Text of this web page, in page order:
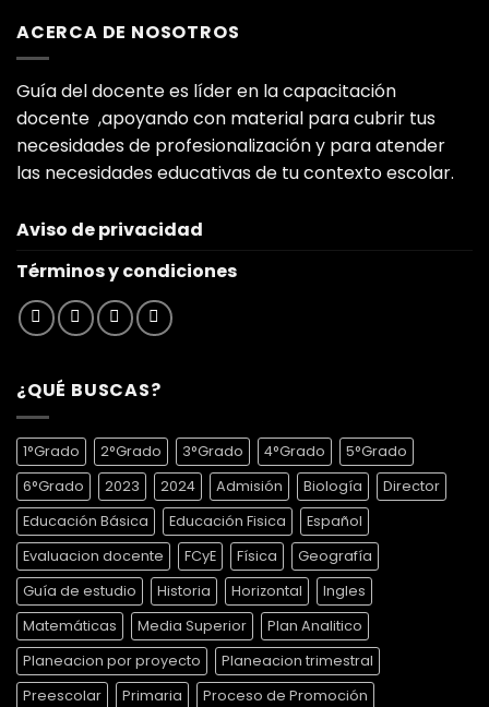
$500.00.
ACERCA DE NOSOTROS
Guía del docente es líder en la capacitación
docente ,apoyando con material para cubrir tus
necesidades de profesionalización y para atender
las necesidades educativas de tu contexto escolar.
Aviso de privacidad
Términos y condiciones
¿QUÉ BUSCAS?
1°Grado 2°Grado 3°Grado 4°Grado
5°Grado
6°Grado
2023 2024 Admisión Biología
Director
Educación Básica
Educación Fisica
Español
Evaluacion docente
FCyE Física
Geografía
Guía de estudio
Historia Horizontal
Ingles
Matemáticas
Media Superior
Plan Analitico
Planeacion por proyecto
Planeacion trimestral
Preescolar
Primaria
Proceso de Promoción